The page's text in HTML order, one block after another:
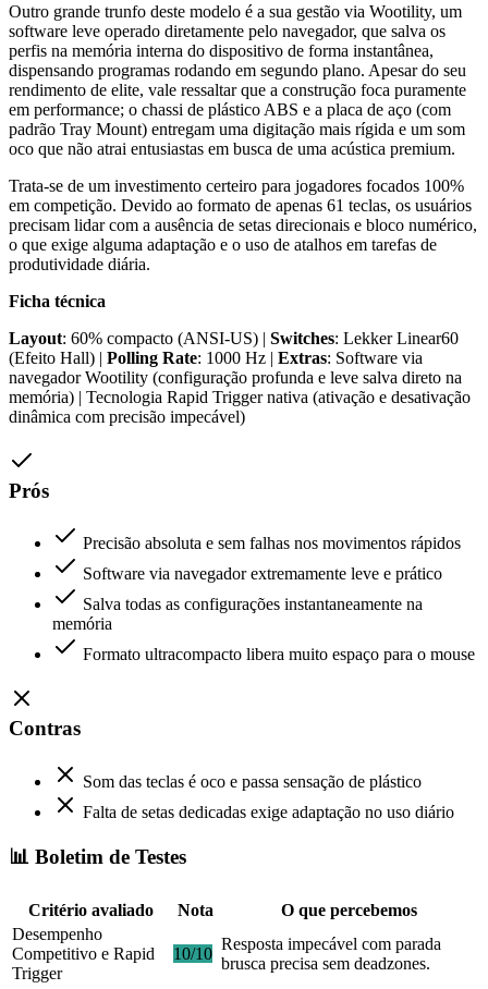
Outro grande trunfo deste modelo é a sua gestão via Wootility, um
software leve operado diretamente pelo navegador, que salva os
perfis na memória interna do dispositivo de forma instantânea,
dispensando programas rodando em segundo plano. Apesar do seu
rendimento de elite, vale ressaltar que a construção foca puramente
em performance; o chassi de plástico ABS e a placa de aço (com
padrão Tray Mount) entregam uma digitação mais rígida e um som
oco que não atrai entusiastas em busca de uma acústica premium.
Trata-se de um investimento certeiro para jogadores focados 100%
em competição. Devido ao formato de apenas 61 teclas, os usuários
precisam lidar com a ausência de setas direcionais e bloco numérico,
o que exige alguma adaptação e o uso de atalhos em tarefas de
produtividade diária.
Ficha técnica
Layout: 60% compacto (ANSI-US) | Switches: Lekker Linear60
(Efeito Hall) | Polling Rate: 1000 Hz | Extras: Software via
navegador Wootility (configuração profunda e leve salva direto na
memória) | Tecnologia Rapid Trigger nativa (ativação e desativação
dinâmica com precisão impecável)
Prós
Precisão absoluta e sem falhas nos movimentos rápidos
Software via navegador extremamente leve e prático
Salva todas as configurações instantaneamente na
memória
Formato ultracompacto libera muito espaço para o mouse
Contras
Som das teclas é oco e passa sensação de plástico
Falta de setas dedicadas exige adaptação no uso diário
📊 Boletim de Testes
Critério avaliado Nota
O que percebemos
Desempenho
Competitivo e Rapid
Trigger
10/10
Resposta impecável com parada
brusca precisa sem deadzones.